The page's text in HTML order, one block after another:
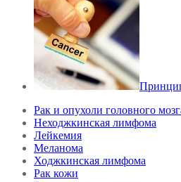
Рак и опухоли головного
Неходжкинская лимфома
Лейкемия
Меланома
Ходжкинская лимфома
Рак кожи